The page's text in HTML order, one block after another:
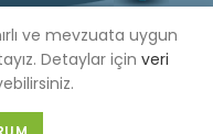
ve mevzuata uygun
Detaylar için veri